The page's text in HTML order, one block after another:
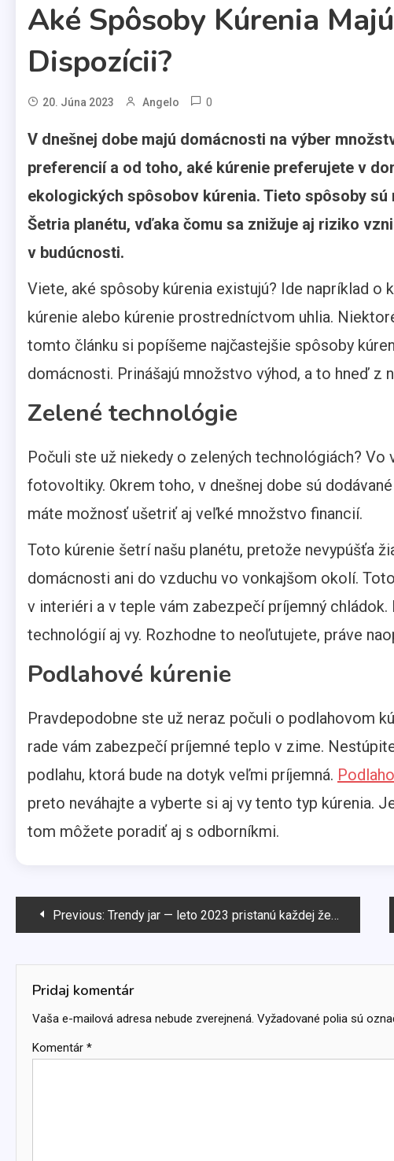
Aké Spôsoby Kúrenia
Dispozícii?
20. Júna 2023 Angelo 0
V dnešnej dobe majú domácnosti na výber
preferencií a od toho, aké kúrenie preferujete v
ekologických spôsobov kúrenia. Tieto spôsoby
Šetria planétu, vďaka čomu sa znižuje aj riziko
v budúcnosti.
Viete, aké spôsoby kúrenia existujú? Ide napríklad
kúrenie alebo kúrenie prostredníctvom uhlia.
tomto článku si popíšeme najčastejšie spôsoby
domácnosti. Prinášajú množstvo výhod, a to hneď z
Zelené technológie
Počuli ste už niekedy o zelených technológiách?
fotovoltiky. Okrem toho, v dnešnej dobe sú dodávané
máte možnosť ušetriť aj veľké množstvo financií.
Toto kúrenie šetrí našu planétu, pretože nevypúšťa
domácnosti ani do vzduchu vo vonkajšom okolí.
v interiéri a v teple vám zabezpečí príjemný
technológií aj vy. Rozhodne to neoľutujete, práve
Podlahové kúrenie
Pravdepodobne ste už neraz počuli o podlahovom
rade vám zabezpečí príjemné teplo v zime.
podlahu, ktorá bude na dotyk veľmi príjemná.
preto neváhajte a vyberte si aj vy tento typ kúrenia.
tom môžete poradiť aj s odborníkmi.
Navigácia
článku
Previous: Trendy jar — leto 2023 pristanú každej žene
Pridaj komentár
Vaša e-mailová adresa nebude zverejnená. Vyžadované polia sú
Komentár *